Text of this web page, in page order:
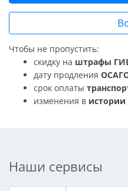
Чтобы не пропустить:
скидку на штрафы
дату продления
срок оплаты
изменения в
Наши сервисы